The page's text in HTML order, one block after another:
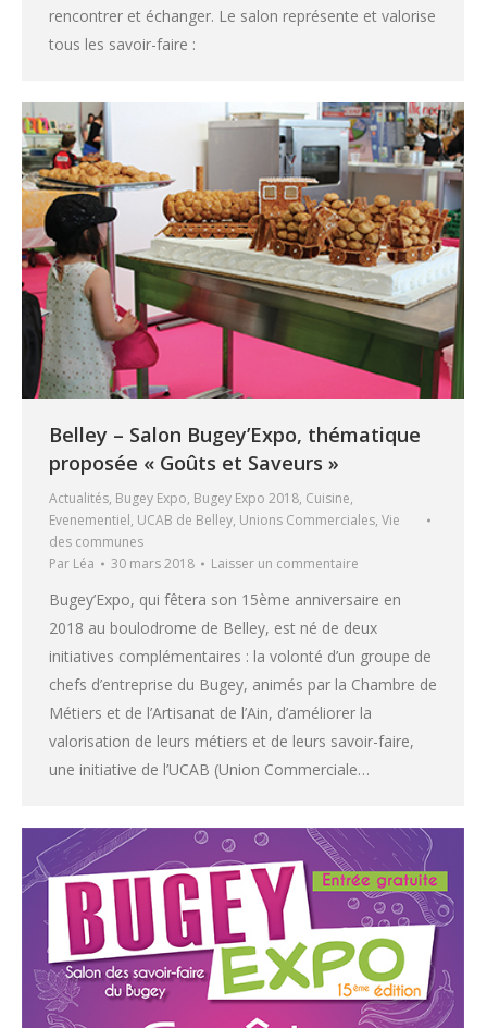
rencontrer et échanger. Le salon représente et valorise
tous les savoir-faire :
Belley – Salon Bugey’Expo, thématique
proposée « Goûts et Saveurs »
Actualités, Bugey Expo, Bugey Expo 2018, Cuisine,
Evenementiel, UCAB de Belley, Unions Commerciales, Vie
des communes
Par Léa 30 mars 2018 Laisser un commentaire
Bugey’Expo, qui fêtera son 15ème anniversaire en
2018 au boulodrome de Belley, est né de deux
initiatives complémentaires : la volonté d’un groupe de
chefs d’entreprise du Bugey, animés par la Chambre de
Métiers et de l’Artisanat de l’Ain, d’améliorer la
valorisation de leurs métiers et de leurs savoir-faire,
une initiative de l’UCAB (Union Commerciale…